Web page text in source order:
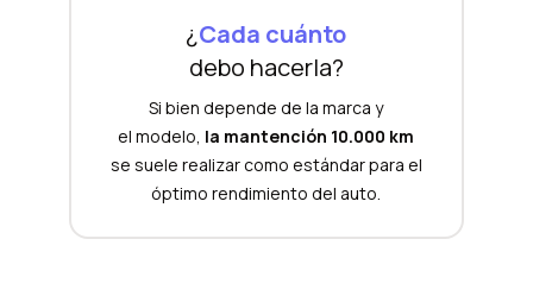
¿Cada cuánto
debo hacerla?
Si bien depende de la marca y
el modelo, la mantención 10.000 km
se suele realizar como estándar para el
óptimo rendimiento del auto.